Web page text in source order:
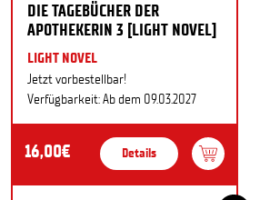
DIE TAGEBÜCHER DER
APOTHEKERIN 3 [LIGHT NOVEL]
LIGHT NOVEL
Jetzt vorbestellbar!
Verfügbarkeit: Ab dem 09.03.2027
16,00€ Details